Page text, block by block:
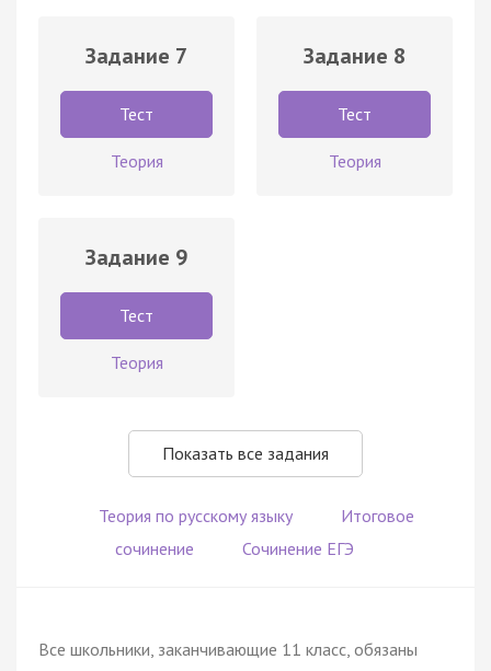
Задание 7
Тест
Теория
Задание 8
Тест
Теория
Задание 9
Тест
Теория
Показать все задания
Теория по русскому языку
Итоговое
сочинение
Сочинение ЕГЭ
Все школьники, заканчивающие 11 класс, обязаны